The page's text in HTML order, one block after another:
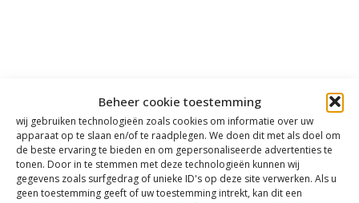
Beheer cookie toestemming
wij gebruiken technologieën zoals cookies om informatie over uw
apparaat op te slaan en/of te raadplegen. We doen dit met als doel om
de beste ervaring te bieden en om gepersonaliseerde advertenties te
tonen. Door in te stemmen met deze technologieën kunnen wij
gegevens zoals surfgedrag of unieke ID's op deze site verwerken. Als u
geen toestemming geeft of uw toestemming intrekt, kan dit een